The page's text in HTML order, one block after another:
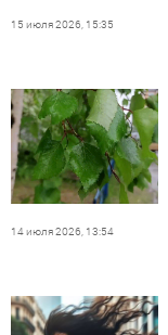
15 июля 2026, 15:35
14 июля 2026, 13:54